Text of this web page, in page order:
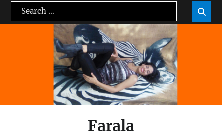
Search
for:

Farala